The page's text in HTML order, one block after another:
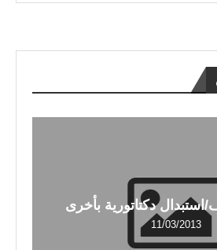
استبدال دكتاتورية بأخرى
11/03/2013